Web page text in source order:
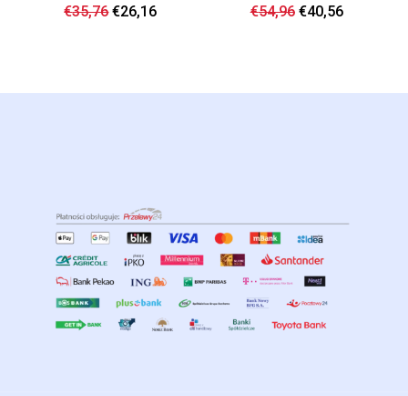
€35,76Ursprünglicher
Preis
€26,16Aktueller €54,96 Ursprünglicher
Preis
€40,56Aktueller